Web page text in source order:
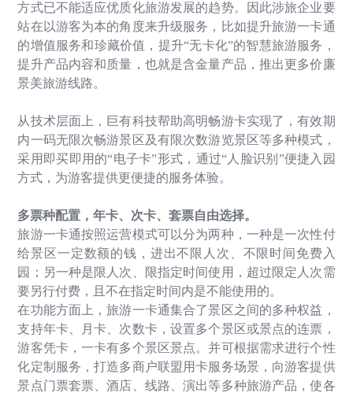
方式已不能适应优质化旅游发展的趋势。因此涉旅企业要
站在以游客为本的角度来升级服务，比如提升旅游一卡通
的增值服务和珍藏价值，提升“无卡化”的智慧旅游服务，
提升产品内容和质量，也就是含金量产品，推出更多价廉
景美旅游线路。
从技术层面上，巨有科技帮助高明畅游卡实现了，有效期
内一码无限次畅游景区及有限次数游览景区等多种模式，
采用即买即用的“电子卡”形式，通过“ 人脸识别 ”便捷入园
方式，为游客提供更便捷的服务体验。
多票种配置，年卡、次卡、套票自由选择。
旅游一卡通按照运营模式可以分为两种，一种是一次性付
给景区一定数额的钱，进出不限人次、不限时间免费入
园；另一种是限人次、限指定时间使用，超过限定人次需
要另行付费，且不在指定时间内是不能使用的。
在功能方面上，旅游一卡通集合了景区之间的多种权益，
支持年卡、月卡、次数卡，设置多个景区或景点的连票，
游客凭卡，一卡有多个景区景点。并可根据需求进行个性
化定制服务，打造多商户联盟用卡服务场景，向游客提供
景点门票套票、酒店、线路、演出等多种旅游产品，使各